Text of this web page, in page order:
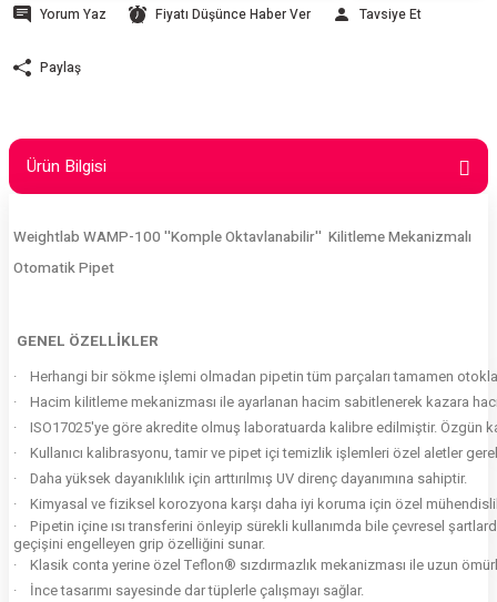
Yorum Yaz Fiyatı Düşünce Haber Ver Tavsiye Et
Paylaş
Ürün Bilgisi
Weightlab WAMP-100 ''Komple Oktavlanabilir'' Kilitleme Mekanizmalı
Otomatik Pipet
GENEL ÖZELLİKLER
·
Herhangi bir sökme işlemi olmadan pipetin tüm parçaları tamamen
·
Hacim kilitleme mekanizması ile ayarlanan hacim sabitlenerek kazara
·
ISO17025'ye göre akredite olmuş laboratuarda kalibre edilmiştir. Özgün
·
Kullanıcı kalibrasyonu, tamir ve pipet içi temizlik işlemleri özel aletler
·
Daha yüksek dayanıklılık için arttırılmış UV direnç dayanımına sahiptir.
·
Kimyasal ve fiziksel korozyona karşı daha iyi koruma için özel
·
Pipetin içine ısı transferini önleyip sürekli kullanımda bile çevresel
geçişini engelleyen grip özelliğini sunar.
·
Klasik conta yerine özel Teflon® sızdırmazlık mekanizması ile uzun
·
İnce tasarımı sayesinde dar tüplerle çalışmayı sağlar.